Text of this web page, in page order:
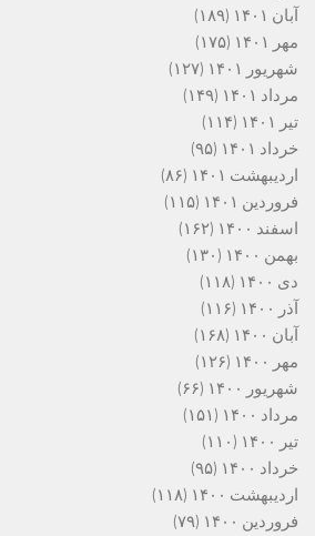
آبان ۱۴۰۱
(۱۸۹)
مهر ۱۴۰۱
(۱۷۵)
شهریور ۱۴۰۱
(۱۲۷)
مرداد ۱۴۰۱
(۱۴۹)
تیر ۱۴۰۱
(۱۱۴)
خرداد ۱۴۰۱
(۹۵)
اردیبهشت ۱۴۰۱
(۸۶)
فروردین ۱۴۰۱
(۱۱۵)
اسفند ۱۴۰۰
(۱۶۲)
بهمن ۱۴۰۰
(۱۳۰)
دی ۱۴۰۰
(۱۱۸)
آذر ۱۴۰۰
(۱۱۶)
آبان ۱۴۰۰
(۱۶۸)
مهر ۱۴۰۰
(۱۲۶)
شهریور ۱۴۰۰
(۶۶)
مرداد ۱۴۰۰
(۱۵۱)
تیر ۱۴۰۰
(۱۱۰)
خرداد ۱۴۰۰
(۹۵)
اردیبهشت ۱۴۰۰
(۱۱۸)
فروردین ۱۴۰۰
(۷۹)